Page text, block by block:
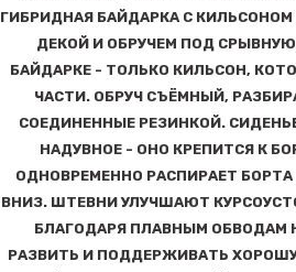
ГИБРИДНАЯ БАЙДАРКА С
ДЕКОЙ И ОБРУЧЕМ ПОД
БАЙДАРКЕ - ТОЛЬКО КИЛЬСОН,
ЧАСТИ. ОБРУЧ СЪЁМНЫЙ,
СОЕДИНЕННЫЕ РЕЗИНКОЙ.
НАДУВНОЕ - ОНО КРЕПИТСЯ К
ОДНОВРЕМЕННО РАСПИРАЕТ
ВНИЗ. ШТЕВНИ УЛУЧШАЮТ
БЛАГОДАРЯ ПЛАВНЫМ ОБВОДАМ
РАЗВИТЬ И ПОДДЕРЖИВАТЬ